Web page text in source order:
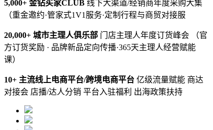
5,000+ 金钻买家CLUB 线下大渠道/经销商年度采购大集
（重金邀约·管家式1V1服务·定制行程与商贸对接服
20,000+ 城市主理人俱乐部 门店主理人年度订货峰会 （官
方订货奖励 · 品牌新品定向传播·365天主理人经营赋能
课）
10+ 主流线上电商平台/跨境电商平台 亿级流量赋能 商达
对接会 店播/达人分销 平台入驻福利 出海政策扶持